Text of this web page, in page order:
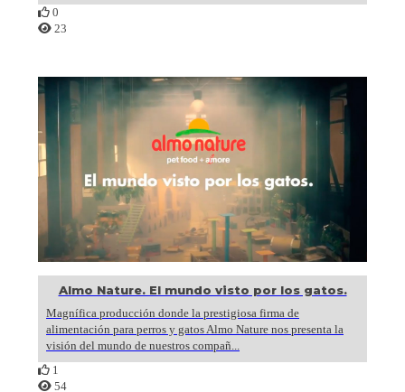
0
23
Almo Nature. El mundo visto por los gatos.
Magnífica producción donde la prestigiosa firma de
alimentación para perros y gatos Almo Nature nos presenta la
visión del mundo de nuestros compañ...
1
54